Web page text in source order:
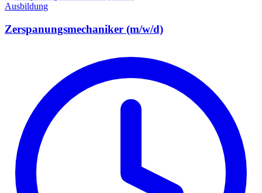
Ausbildung
Zerspanungsmechaniker (m/w/d)